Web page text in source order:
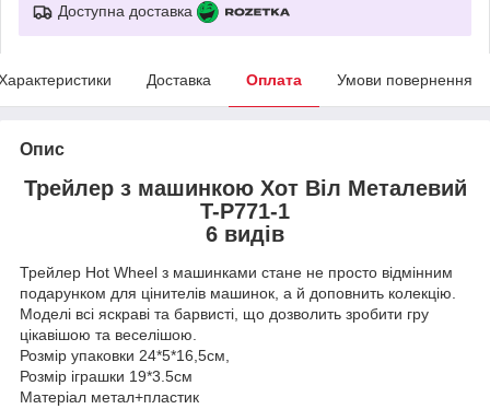
Доступна доставка
Доставка Оплата Умови повернення
Опис
Трейлер з машинкою Хот Віл Металевий
T-P771-1
6 видів
Трейлер Hot Wheel з машинками стане не просто відмінним
подарунком для цінителів машинок, а й доповнить колекцію.
Моделі всі яскраві та барвисті, що дозволить зробити гру
цікавішою та веселішою.
Розмір упаковки 24*5*16,5см,
Розмір іграшки 19*3.5см
Матеріал метал+пластик